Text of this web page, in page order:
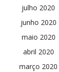
julho 2020
junho 2020
maio 2020
abril 2020
março 2020